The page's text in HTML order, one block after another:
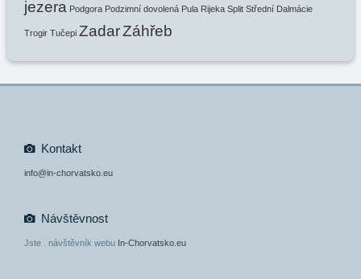
jezera Podgora Podzimní dovolená Pula Rijeka Split Střední Dalmácie
Trogir Tučepi ZadarZáhřeb
Kontakt
info@in-chorvatsko.eu
Návštěvnost
Jste . návštěvník webu In-Chorvatsko.eu